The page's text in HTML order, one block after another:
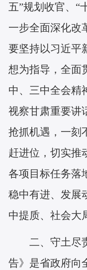
五”规划收官、“
一步全面深化改
要坚持以习近平
想为指导，全面
中、三中全会精
视察甘肃重要讲
抢抓机遇，一刻
赶进位，切实推
各项目标任务落
稳中有进、发展
中提质、社会大
二、守土尽
告》是省政府向